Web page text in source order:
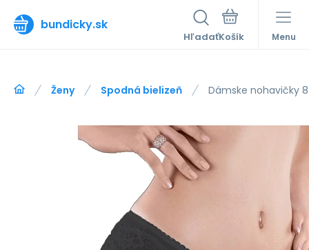
bundicky.sk
Hľadať Menu
Ženy Spodná bielizeň Dámske nohavičky